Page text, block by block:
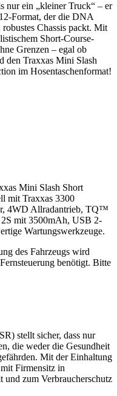
nur ein „kleiner Truck“ – er
Format, der die DNA
Chassis packt. Mit
Short-Course-
Grenzen – egal ob
den Traxxas Mini Slash
im Hosentaschenformat!
Mini Slash Short
mit Traxxas 3300
4WD Allradantrieb, TQ™
mit 3500mAh, USB 2-
Wartungswerkzeuge.
des Fahrzeugs wird
benötigt. Bitte
stellt sicher, dass nur
die weder die Gesundheit
Mit der Einhaltung
Firmensitz in
und zum Verbraucherschutz